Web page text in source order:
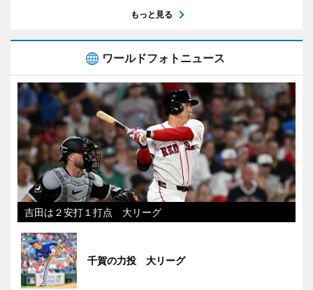
もっと見る
ワールドフォトニュース
吉田は２安打１打点 大リーグ
千賀の力投 大リーグ